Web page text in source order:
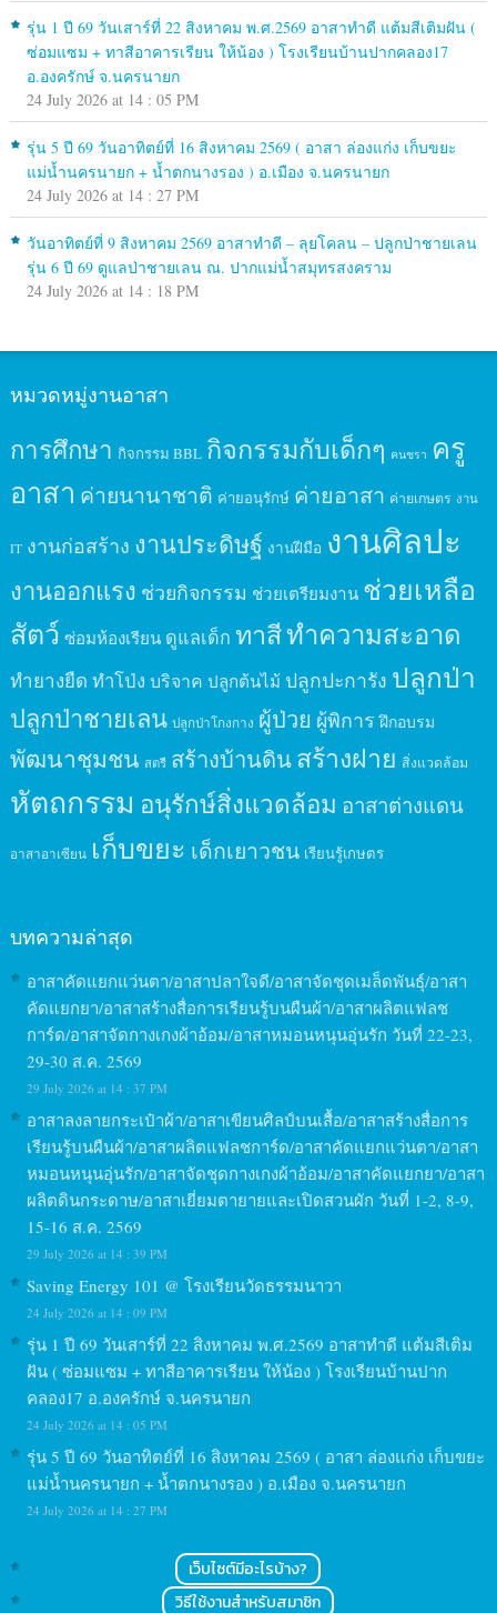
รุ่น 1 ปี 69 วันเสาร์ที่ 22 สิงหาคม พ.ศ.2569 อาสาทำดี แต้มสีเติมฝัน (
ซ่อมแซม + ทาสีอาคารเรียน ให้น้อง ) โรงเรียนบ้านปากคลอง17
อ.องครักษ์ จ.นครนายก
24 July 2026 at 14 : 05 PM
รุ่น 5 ปี 69 วันอาทิตย์ที่ 16 สิงหาคม 2569 ( อาสา ล่องแก่ง เก็บขยะ
แม่น้ำนครนายก + น้ำตกนางรอง ) อ.เมือง จ.นครนายก
24 July 2026 at 14 : 27 PM
วันอาทิตย์ที่ 9 สิงหาคม 2569 อาสาทำดี – ลุยโคลน – ปลูกป่าชายเลน
รุ่น 6 ปี 69 ดูแลป่าชายเลน ณ. ปากแม่น้ำสมุทรสงคราม
24 July 2026 at 14 : 18 PM
หมวดหมู่งานอาสา
การศึกษา กิจกรรม BBL กิจกรรมกับเด็กๆ คนชรา ครู
อาสา ค่ายนานาชาติ ค่ายอนุรักษ์ ค่ายอาสา ค่ายเกษตร งาน
IT งานก่อสร้าง งานประดิษฐ์ งานฝีมือ งานศิลปะ
งานออกแรง ช่วยกิจกรรม ช่วยเตรียมงาน ช่วยเหลือ
สัตว์ ซ่อมห้องเรียน ดูแลเด็ก ทาสีทำความสะอาด
ทำยางยืด ทำโป่ง บริจาค ปลูกต้นไม้ ปลูกปะการัง ปลูกป่า
ปลูกป่าชายเลน ปลูกป่าโกงกาง ผู้ป่วย ผู้พิการ ฝึกอบรม
พัฒนาชุมชน สตรี สร้างบ้านดินสร้างฝาย สิ่งแวดล้อม
หัตถกรรม อนุรักษ์สิ่งแวดล้อม อาสาต่างแดน
อาสาอาเซียน เก็บขยะ เด็กเยาวชน เรียนรู้เกษตร
บทความล่าสุด
อาสาคัดแยกแว่นตา/อาสาปลาใจดี/อาสาจัดชุดเมล็ดพันธุ์/อาสา
คัดแยกยา/อาสาสร้างสื่อการเรียนรู้บนผืนผ้า/อาสาผลิตแฟลช
การ์ด/อาสาจัดกางเกงผ้าอ้อม/อาสาหมอนหนุนอุ่นรัก วันที่ 22-23,
29-30 ส.ค. 2569
29 July 2026 at 14 : 37 PM
อาสาลงลายกระเป๋าผ้า/อาสาเขียนศิลป์บนเสื้อ/อาสาสร้างสื่อการ
เรียนรู้บนผืนผ้า/อาสาผลิตแฟลชการ์ด/อาสาคัดแยกแว่นตา/อาสา
หมอนหนุนอุ่นรัก/อาสาจัดชุดกางเกงผ้าอ้อม/อาสาคัดแยกยา/อาสา
ผลิตดินกระดาษ/อาสาเยี่ยมตายายและเปิดสวนผัก วันที่ 1-2, 8-9,
15-16 ส.ค. 2569
29 July 2026 at 14 : 39 PM
Saving Energy 101 @ โรงเรียนวัดธรรมนาวา
24 July 2026 at 14 : 09 PM
รุ่น 1 ปี 69 วันเสาร์ที่ 22 สิงหาคม พ.ศ.2569 อาสาทำดี แต้มสีเติม
ฝัน ( ซ่อมแซม + ทาสีอาคารเรียน ให้น้อง ) โรงเรียนบ้านปาก
คลอง17 อ.องครักษ์ จ.นครนายก
24 July 2026 at 14 : 05 PM
รุ่น 5 ปี 69 วันอาทิตย์ที่ 16 สิงหาคม 2569 ( อาสา ล่องแก่ง เก็บขยะ
แม่น้ำนครนายก + น้ำตกนางรอง ) อ.เมือง จ.นครนายก
24 July 2026 at 14 : 27 PM
เว็บไซต์มีอะไรบ้าง?
วิธีใช้งานสำหรับสมาชิก